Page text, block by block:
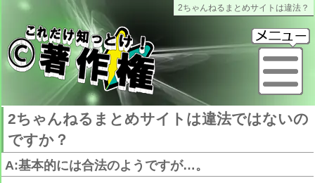
2ちゃんねるまとめサイトは違法？
これだけ知っとけ著作権
2ちゃんねるまとめサイトは違法ではないの
ですか？
A:基本的には合法のようですが…。